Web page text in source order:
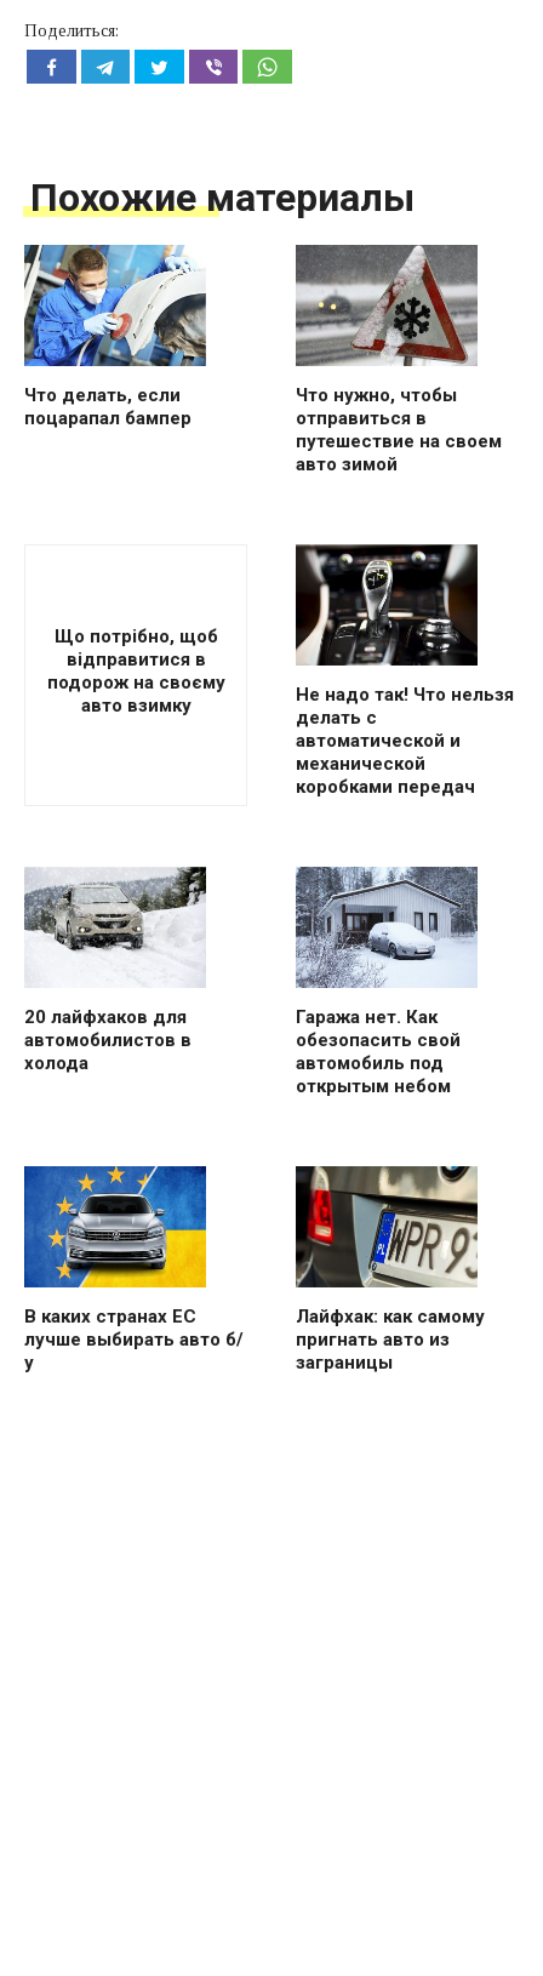
Поделиться:
Похожие материалы
Что делать, если
поцарапал бампер
Что нужно, чтобы
отправиться в
путешествие на своем
авто зимой
Що потрібно, щоб
відправитися в
подорож на своєму
авто взимку
Не надо так! Что нельзя
делать с
автоматической и
механической
коробками передач
20 лайфхаков для
автомобилистов в
холода
Гаража нет. Как
обезопасить свой
автомобиль под
открытым небом
В каких странах ЕС
лучше выбирать авто б/
у
Лайфхак: как самому
пригнать авто из
заграницы